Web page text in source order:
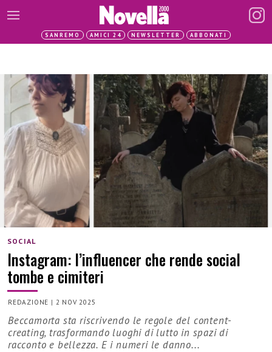
SANREMO AMICI 24 NEWSLETTER ABBONATI
SOCIAL
Instagram: l’influencer che rende social
tombe e cimiteri
REDAZIONE | 2 NOV 2025
Beccamorta sta riscrivendo le regole del content-
creating, trasformando luoghi di lutto in spazi di
racconto e bellezza. E i numeri le danno...